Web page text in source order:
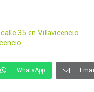
35 en Villavicencio
WhatsApp Email